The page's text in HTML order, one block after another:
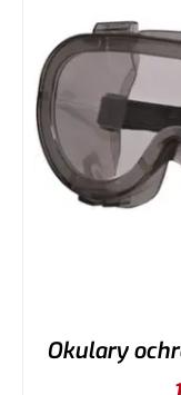
Okulary